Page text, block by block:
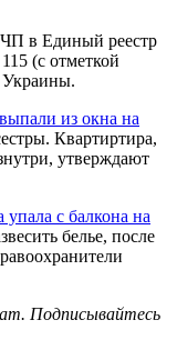
ЧП в Единый реестр
(с отметкой
Украины.
из окна на
Квартиртира,
утверждают
с балкона на
белье, после
Подписывайтесь